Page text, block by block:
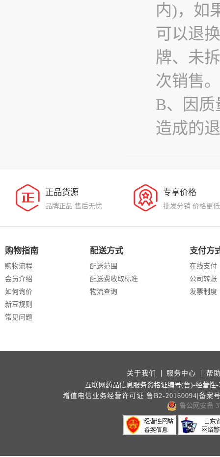
内)，如
可以退
牌、未
次销售。
B、因
造成的
正品货源
品牌正品 售后无忧
专享价格
批发分销 价格更低
购物指南
购物流程
会员介绍
如何询价
新豆规则
常见问题
配送方式
配送范围
配送费收取标准
物流查询
支付方
在线支付
公司转账
发票制度
关于我们 服务中心
帮
互联网药品信息服务资格证编号(鲁)-经营性-
增值电信业务经营许可证 鲁B2-20160094|备案
鲁公网安备